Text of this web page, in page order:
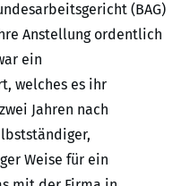
(BAG)
Anstellung ordentlich
ein
welches es ihr
Jahren nach
Weise für ein